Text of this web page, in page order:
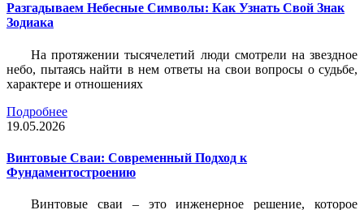
Разгадываем Небесные Символы: Как Узнать Свой Знак
Зодиака
На протяжении тысячелетий люди смотрели на звездное
небо, пытаясь найти в нем ответы на свои вопросы о судьбе,
характере и отношениях
Подробнее
19.05.2026
Винтовые Сваи: Современный Подход к
Фундаментостроению
Винтовые сваи – это инженерное решение, которое